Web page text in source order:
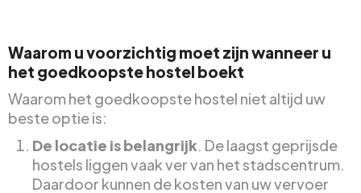
Waarom u voorzichtig moet zijn wanneer u
het goedkoopste hostel boekt
Waarom het goedkoopste hostel niet altijd uw
beste optie is:
De locatie is belangrijk. De laagst geprijsde
hostels liggen vaak ver van het stadscentrum.
Daardoor kunnen de kosten van uw vervoer